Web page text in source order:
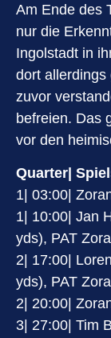
Am Ende des
nur die
Ingolstadt in
dort allerdings
zuvor
befreien. Das
vor den
Quarter|
1| 03:00|
1| 10:00| Jan
yds), PAT
2| 17:00|
yds), PAT
2| 20:00|
3| 27:00| Tim